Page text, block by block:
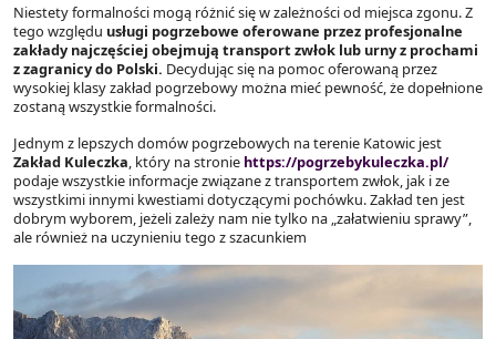
Niestety formalności mogą różnić się w zależności od miejsca zgonu. Z
tego względu usługi pogrzebowe oferowane przez profesjonalne
zakłady najczęściej obejmują transport zwłok lub urny z prochami
z zagranicy do Polski. Decydując się na pomoc oferowaną przez
wysokiej klasy zakład pogrzebowy można mieć pewność, że dopełnione
zostaną wszystkie formalności.
Jednym z lepszych domów pogrzebowych na terenie Katowic jest
Zakład Kuleczka , który na stronie https://pogrzebykuleczka.pl/
podaje wszystkie informacje związane z transportem zwłok, jak i ze
wszystkimi innymi kwestiami dotyczącymi pochówku. Zakład ten jest
dobrym wyborem, jeżeli zależy nam nie tylko na „załatwieniu sprawy”,
ale również na uczynieniu tego z szacunkiem